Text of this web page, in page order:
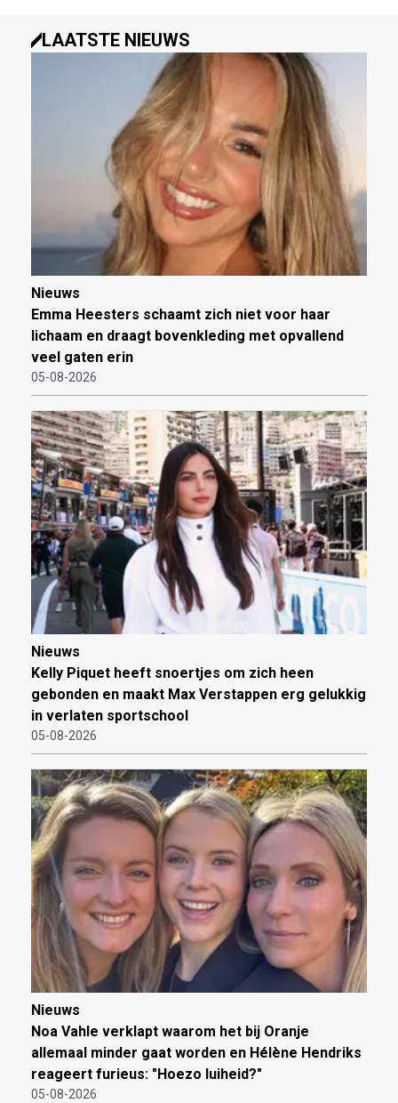
LAATSTE NIEUWS
Nieuws
Emma Heesters schaamt zich niet voor haar
lichaam en draagt bovenkleding met opvallend
veel gaten erin
05-08-2026
Nieuws
Kelly Piquet heeft snoertjes om zich heen
gebonden en maakt Max Verstappen erg gelukkig
in verlaten sportschool
05-08-2026
Nieuws
Noa Vahle verklapt waarom het bij Oranje
allemaal minder gaat worden en Hélène Hendriks
reageert furieus: "Hoezo luiheid?"
05-08-2026